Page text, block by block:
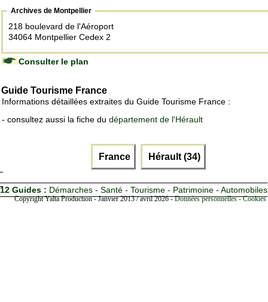
Archives de Montpellier
218 boulevard de l'Aéroport
34064 Montpellier Cedex 2
Consulter le plan
Guide Tourisme France
Informations détaillées extraites du Guide Tourisme France :
- consultez aussi la fiche du département de l'Hérault
France Hérault (34)
12 Guides : Démarches - Santé - Tourisme - Patrimoine - Automobiles
Copyright Yalta Production - Janvier 2013 / avril 2026 -Données personnelles -